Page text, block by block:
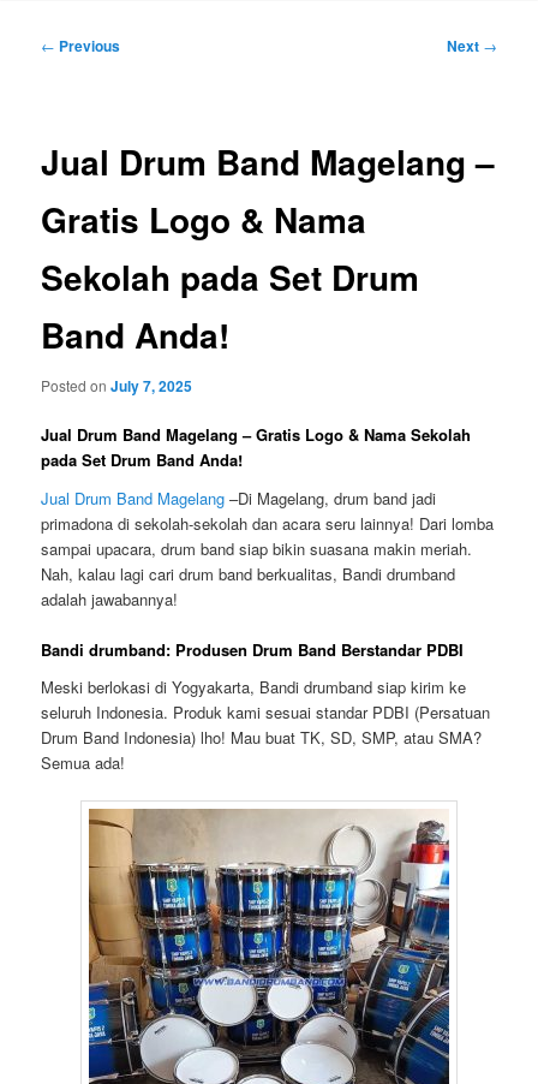
Post
← Previous Next →
Jual Drum Band Magelang –
Gratis Logo & Nama
Sekolah pada Set Drum
Band Anda!
Posted onJuly 7, 2025
Jual Drum Band Magelang – Gratis Logo & Nama Sekolah
pada Set Drum Band Anda!
Jual Drum Band Magelang –Di Magelang, drum band jadi
primadona di sekolah-sekolah dan acara seru lainnya! Dari lomba
sampai upacara, drum band siap bikin suasana makin meriah.
Nah, kalau lagi cari drum band berkualitas, Bandi drumband
adalah jawabannya!
Bandi drumband: Produsen Drum Band Berstandar PDBI
Meski berlokasi di Yogyakarta, Bandi drumband siap kirim ke
seluruh Indonesia. Produk kami sesuai standar PDBI (Persatuan
Drum Band Indonesia) lho! Mau buat TK, SD, SMP, atau SMA?
Semua ada!